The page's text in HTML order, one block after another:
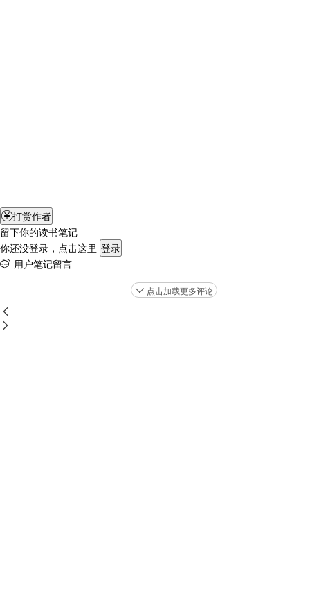
打赏作者
留下你的读书笔记
你还没登录，点击这里 登录
 用户笔记留言
 点击加载更多评论

